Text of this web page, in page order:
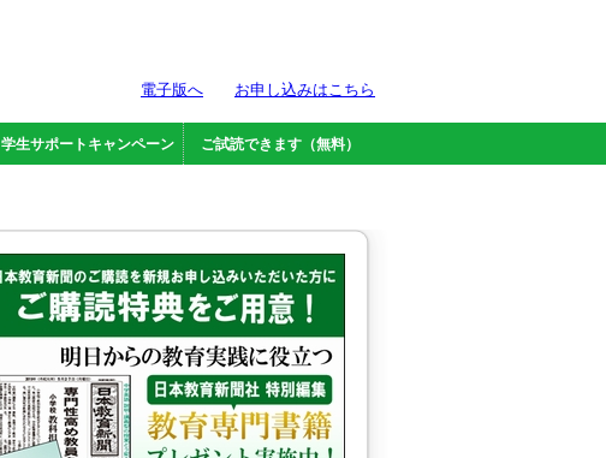
学生サポートキャンペーン ご試読できます（無料）
電子版へ お申し込みはこちら